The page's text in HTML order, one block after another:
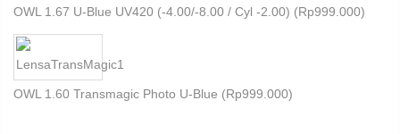
OWL 1.67 U-Blue UV420 (-4.00/-8.00 / Cyl -2.00) (Rp999.000)
OWL 1.60 Transmagic Photo U-Blue (Rp999.000)